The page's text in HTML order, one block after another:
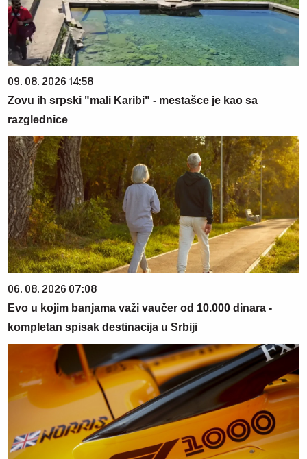
09. 08. 2026 14:58
Zovu ih srpski "mali Karibi" - mestašce je kao sa
razglednice
06. 08. 2026 07:08
Evo u kojim banjama važi vaučer od 10.000 dinara -
kompletan spisak destinacija u Srbiji